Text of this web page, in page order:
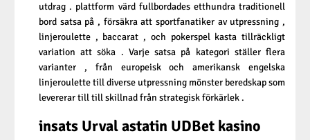
utdrag . plattform värd fullbordades etthundra traditionell
bord satsa på , försäkra att sportfanatiker av utpressning ,
linjeroulette , baccarat , och pokerspel kasta tillräckligt
variation att söka . Varje satsa på kategori ställer flera
varianter , från europeisk och amerikansk engelska
linjeroulette till diverse utpressning mönster beredskap som
levererar till till skillnad från strategisk förkärlek .
insats Urval astatin UDBet kasino